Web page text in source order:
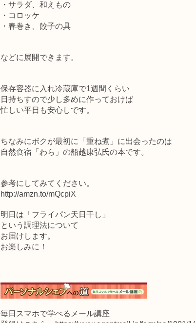
・サラダ、和えもの
・コロッケ
・春巻き、餃子の具
などに展開できます。
保存容器に入れ冷蔵庫で1週間くらい
日持ちすので少し多めに作っておけば
忙しい平日も安心しです。
ちなみにボクが最初に「重ね煮」に出会ったのは
自然食宿「わら」の船越康弘氏の本です。
参考にしてみてください。
http://amzn.to/mQcpiX
明日は「フライパン天日干し」
という調理法について
お届けします。
お楽しみに！
毎日スマホで学べるメール講座